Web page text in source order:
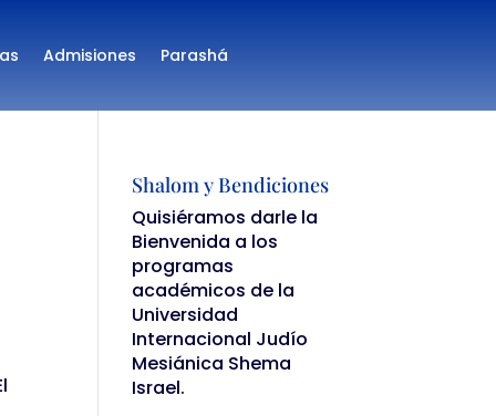
Admisiones Parashá
Shalom y Bendiciones
Quisiéramos darle la
Bienvenida a los
programas
académicos de la
Universidad
Internacional Judío
Mesiánica Shema
Israel.